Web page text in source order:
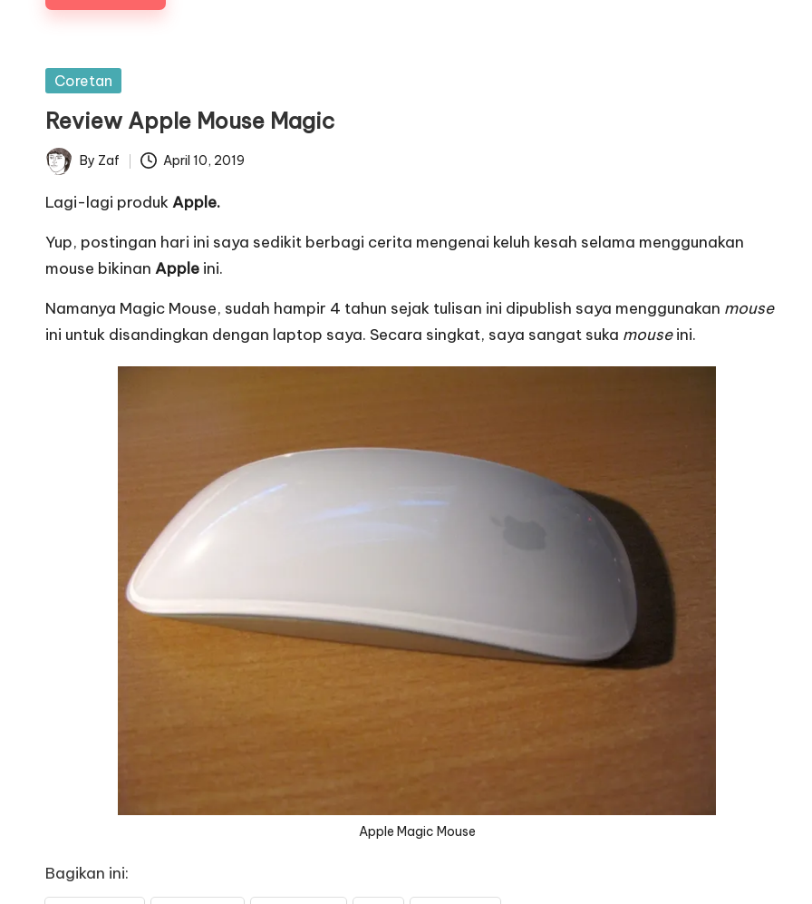
Posted
Coretan
Review Apple Mouse Magic
Posted
by
By Zaf April 10, 2019
Lagi-lagi produkApple.
Yup, postingan hari ini saya sedikit berbagi cerita mengenai keluh kesah selama menggunakan
mouse bikinan Apple ini.
Namanya Magic Mouse, sudah hampir 4 tahun sejak tulisan ini dipublish saya menggunakan mouse
ini untuk disandingkan dengan laptop saya. Secara singkat, saya sangat suka mouseini.
Apple Magic Mouse
Bagikan ini: